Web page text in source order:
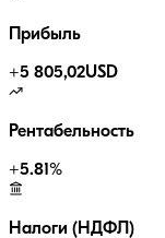
Прибыль
+5 805,02USD
Рентабельность
+5.81%
Налоги (НДФЛ)